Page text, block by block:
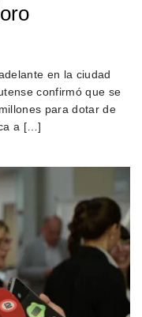
en la ciudad
confirmó que se
para dotar de
a […]